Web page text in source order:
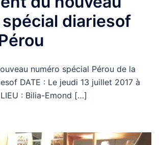
diariesof
numéro spécial Pérou de la
DATE : Le jeudi 13 juillet 2017 à
: Bilia-Emond […]